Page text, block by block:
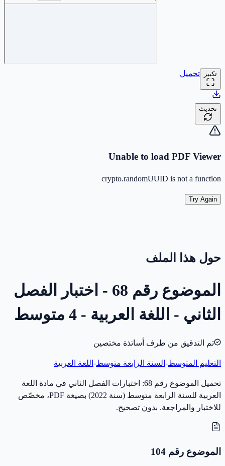
تكبير تحميل
تحديث
Unable to load PDF Viewer
crypto.randomUUID is not a function
Try Again
حول هذا الملف
الموضوع رقم 68 - اختبار الفصل
الثاني - اللغة العربية - 4 متوسط
تم التدقيق من طرف أساتذة مختصين
التعليم المتوسط- السنة الرابعة متوسط- اللغة العربية
تحميل الموضوع رقم 68: اختبارات الفصل الثاني في مادة اللغة
العربية للسنة الرابعة متوسط (سنة 2022) بصيغة PDF، مخصّص
للاختبار والمراجعة. بدون تصحيح.
الموضوع رقم 104